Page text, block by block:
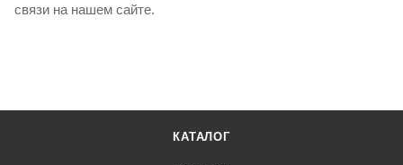
связи на нашем сайте.
КАТАЛОГ